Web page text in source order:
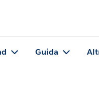
Guida